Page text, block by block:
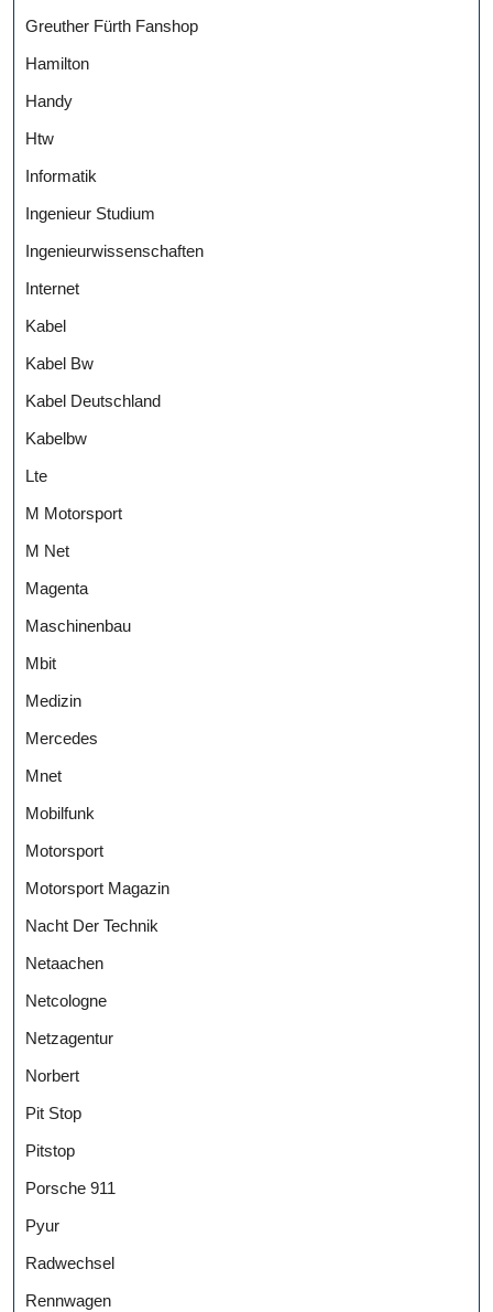
Greuther Fürth Fanshop
Hamilton
Handy
Htw
Informatik
Ingenieur Studium
Ingenieurwissenschaften
Internet
Kabel
Kabel Bw
Kabel Deutschland
Kabelbw
Lte
M Motorsport
M Net
Magenta
Maschinenbau
Mbit
Medizin
Mercedes
Mnet
Mobilfunk
Motorsport
Motorsport Magazin
Nacht Der Technik
Netaachen
Netcologne
Netzagentur
Norbert
Pit Stop
Pitstop
Porsche 911
Pyur
Radwechsel
Rennwagen